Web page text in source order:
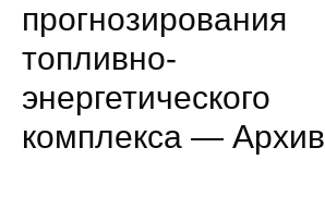
Научные подразделения
Администрация
прогнозирования
топливно-
энергетического
комплекса — Архив